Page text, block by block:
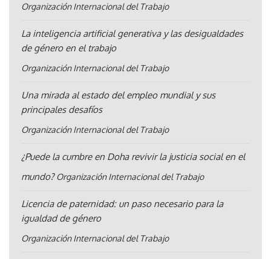
Organización Internacional del Trabajo
La inteligencia artificial generativa y las desigualdades
de género en el trabajo
Organización Internacional del Trabajo
Una mirada al estado del empleo mundial y sus
principales desafíos
Organización Internacional del Trabajo
¿Puede la cumbre en Doha revivir la justicia social en el
mundo? Organización Internacional del Trabajo
Licencia de paternidad: un paso necesario para la
igualdad de género
Organización Internacional del Trabajo